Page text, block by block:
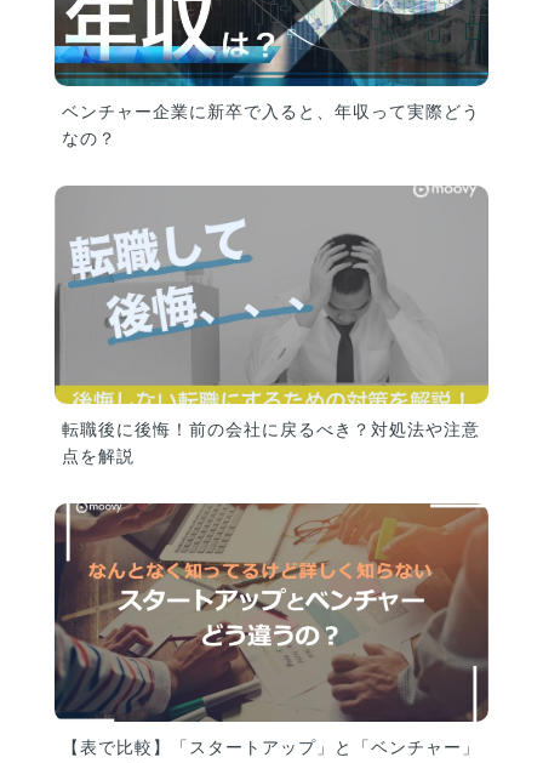
ベンチャー企業に新卒で入ると、年収って実際どう
なの？
転職後に後悔！前の会社に戻るべき？対処法や注意
点を解説
【表で比較】「スタートアップ」と「ベンチャー」